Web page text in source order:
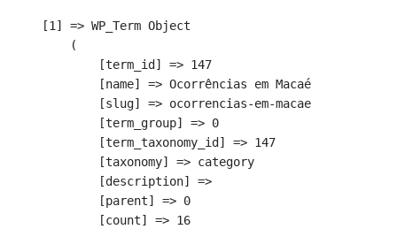
    [1] => WP_Term Object
        (
            [term_id] => 147
            [name] => Ocorrências em Macaé
            [slug] => ocorrencias-em-macae
            [term_group] => 0
            [term_taxonomy_id] => 147
            [taxonomy] => category
            [description] =>
            [parent] => 0
            [count] => 16